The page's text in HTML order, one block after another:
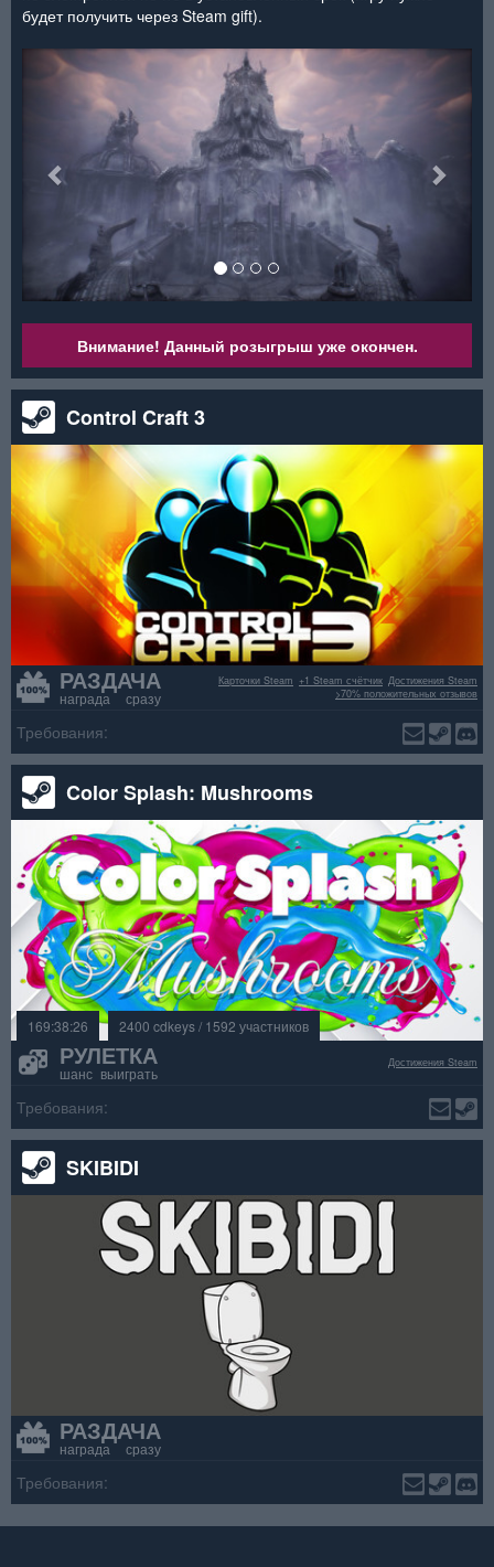
будет получить через Steam gift).
< >
Внимание! Данный розыгрыш уже окончен.
Control Craft 3
РАЗДАЧА
награда сразу
Достижения Steam
+1 Steam счётчик
Карточки Steam
>70% положительных отзывов
Требования:
Color Splash: Mushrooms
169:38:26 2400 cdkeys / 1592 участников
РУЛЕТКА
шанс выиграть
Достижения Steam
Требования:
SKIBIDI
РАЗДАЧА
награда сразу
Требования: